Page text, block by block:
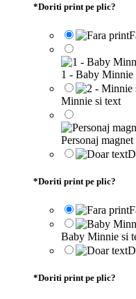
*Doriti print pe plic?
1 - Baby Minnie
Minnie si text
Personaj
*Doriti print pe plic?
Baby Minnie si
*Doriti print pe plic?